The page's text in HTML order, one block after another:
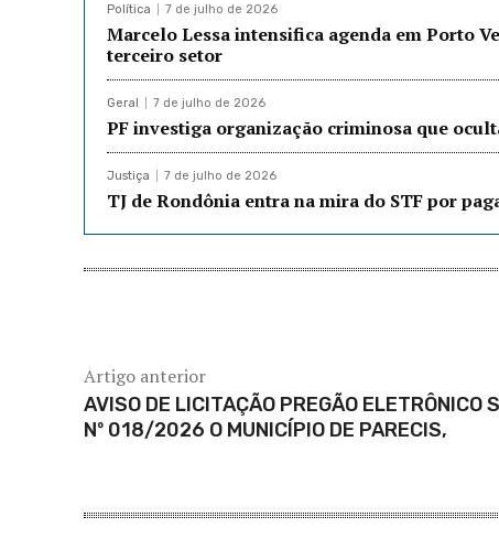
Política 7 de julho de 2026
Marcelo Lessa intensifica agenda em Porto
terceiro setor
Geral 7 de julho de 2026
PF investiga organização criminosa que
Justiça 7 de julho de 2026
TJ de Rondônia entra na mira do STF por
Artigo anterior
AVISO DE LICITAÇÃO PREGÃO ELETRÔNICO
Nº 018/2026 O MUNICÍPIO DE PARECIS,